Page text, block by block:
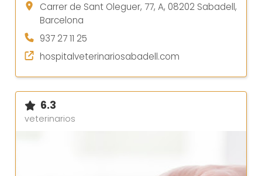
Carrer de Sant Oleguer, 77, A, 08202 Sabadell,
Barcelona
937 27 11 25
hospitalveterinariosabadell.com
6.3
veterinarios